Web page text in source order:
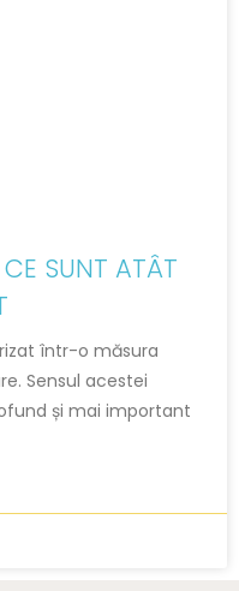
CE SUNT ATÂT
într-o măsura
Sensul acestei
și mai important